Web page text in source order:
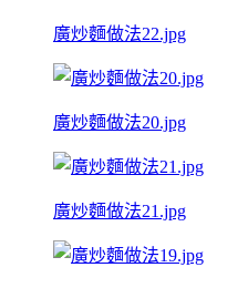
廣炒麵做法22.jpg
廣炒麵做法20.jpg
廣炒麵做法21.jpg